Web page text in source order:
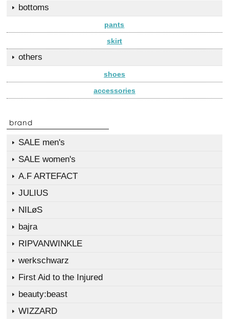
bottoms
pants
skirt
others
shoes
accessories
SALE men's
SALE women's
A.F ARTEFACT
JULIUS
NILøS
bajra
RIPVANWINKLE
werkschwarz
First Aid to the Injured
beauty:beast
WIZZARD